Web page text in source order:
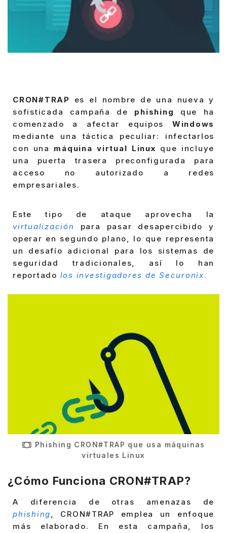
CRON#TRAP es el nombre de una nueva y
sofisticada campaña de phishing
que ha
comenzado a afectar equipos Windows
mediante una táctica peculiar: infectarlos
con una máquina virtual Linux que incluye
una puerta trasera preconfigurada para
acceso no autorizado a redes
empresariales.
Este tipo de ataque aprovecha la
virtualización
para pasar desapercibido y
operar en segundo plano, lo que representa
un desafío adicional para los sistemas de
seguridad tradicionales, así lo han
reportado los investigadores de Securonix.
Phishing CRON#TRAP que usa máquinas
virtuales Linux
¿Cómo Funciona CRON#TRAP?
A diferencia de otras amenazas de
phishing, CRON#TRAP emplea un enfoque
más elaborado. En esta campaña, los